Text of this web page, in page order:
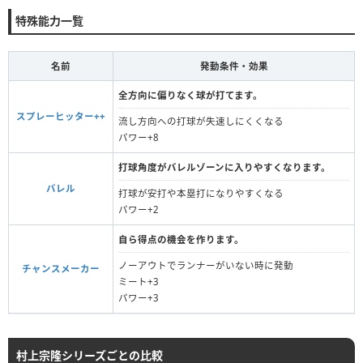
特殊能力一覧
名前 発動条件・効果
スプレーヒッター++
全方向に偏りなく球が打てます。
流し方向への打球が失速しにくくなる
パワー+8
バレル
打球角度がバレルゾーンに入りやすくなります。
打球が安打や本塁打になりやすくなる
パワー+2
チャンスメーカー
自ら得点の機会を作ります。
ノーアウトでランナーがいない時に発動
ミート+3
パワー+3
村上宗隆シリーズごとの比較